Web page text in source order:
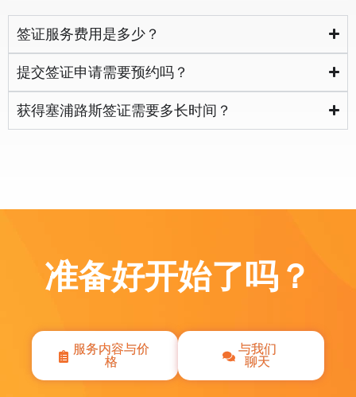
签证服务费用是多少？
提交签证申请需要预约吗？
获得塞浦路斯签证需要多长时间？
准备好开始了吗？
服务内容与价
格
与我们
聊天